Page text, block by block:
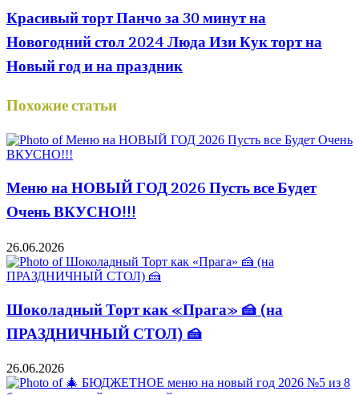
Красивый торт Панчо за 30 минут на
Новогодний стол 2024 Люда Изи Кук торт на
Новый год и на праздник
Похожие статьи
Меню на НОВЫЙ ГОД 2026 Пусть все Будет
Очень ВКУСНО!!!
26.06.2026
Шоколадный Торт как «Прага» 🍰 (на
ПРАЗДНИЧНЫЙ СТОЛ) 🍰
26.06.2026